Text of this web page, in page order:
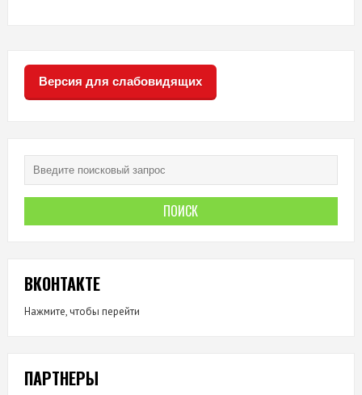
Версия для слабовидящих
ВКОНТАКТЕ
Нажмите, чтобы перейти
ПАРТНЕРЫ